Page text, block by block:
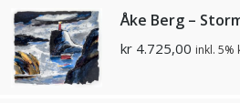
Åke Berg –
kr 4.725,00 inkl. 5%